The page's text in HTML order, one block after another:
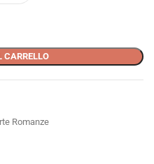
CARRELLO
Romanze